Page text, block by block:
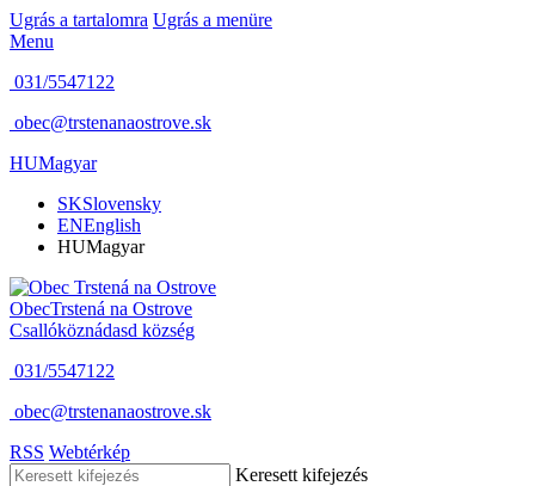
Ugrás a tartalomra Ugrás a menüre
Menu
031/5547122
obec@trstenanaostrove.sk
HUMagyar
SKSlovensky
ENEnglish
HUMagyar
ObecTrstená na Ostrove
Csallóköznádasd község
031/5547122
obec@trstenanaostrove.sk
RSS Webtérkép
Keresett kifejezés